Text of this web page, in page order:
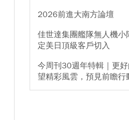
2026前進大南方論壇
佳世達集團艦隊無人機小
定美日頂級客戶切入
今周刊30週年特輯｜更
望精彩風雲，預見前瞻行